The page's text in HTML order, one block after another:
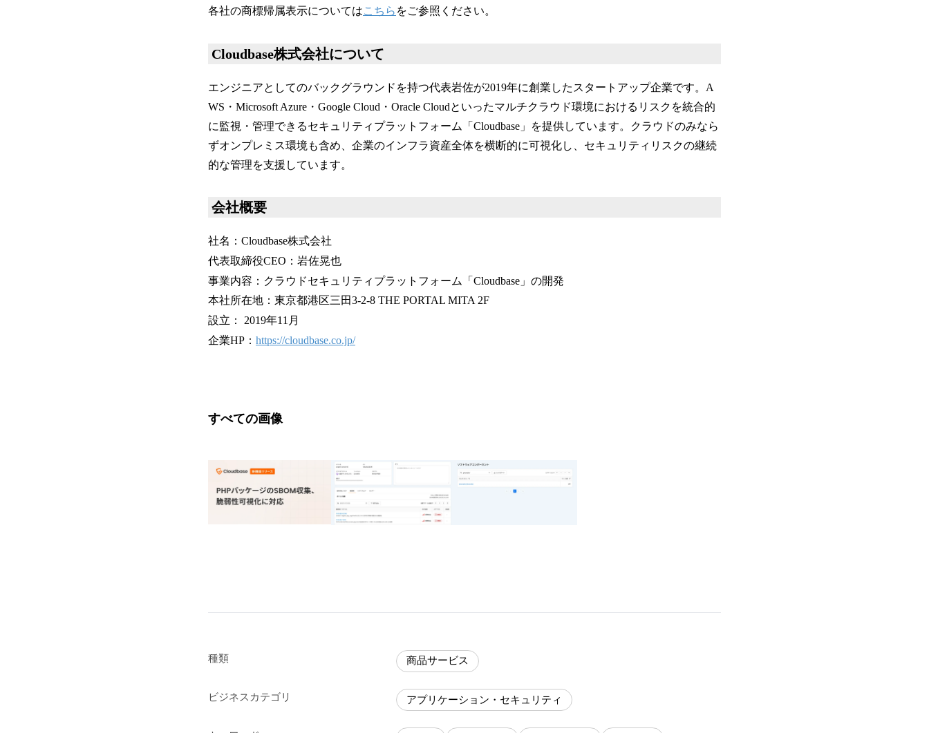
各社の商標帰属表示についてはこちら をご参照ください。
Cloudbase株式会社について
エンジニアとしてのバックグラウンドを持つ代表岩佐が2019年に創業したスタートアップ企業です。A
WS・Microsoft Azure・Google Cloud・Oracle Cloudといったマルチクラウド環境におけるリスクを統合的
に監視・管理できるセキュリティプラットフォーム「Cloudbase」を提供しています。クラウドのみなら
ずオンプレミス環境も含め、企業のインフラ資産全体を横断的に可視化し、セキュリティリスクの継続
的な管理を支援しています。
会社概要
社名：Cloudbase株式会社
代表取締役CEO：岩佐晃也
事業内容：クラウドセキュリティプラットフォーム「Cloudbase」の開発
本社所在地：東京都港区三田3-2-8 THE PORTAL MITA 2F
設立： 2019年11月
企業HP： https://cloudbase.co.jp/
すべての画像
種類 商品サービス
ビジネスカテゴリ アプリケーション・セキュリティ